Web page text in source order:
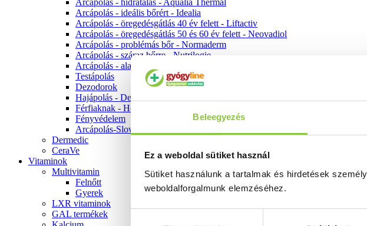
Beleegyezés
Ez a weboldal sütiket használ
Sütiket használunk a tartalmak és hirdetések
weboldalforgalmunk elemzéséhez.
Arcápolás - hidratálás - Aqualia Thermál
Arcápolás - ideális bőrért - Idealia
Arcápolás - öregedésgátlás 40 év felett - Liftactiv
Arcápolás - öregedésgátlás 50 és 60 év felett - Neovadiol
Arcápolás - problémás bőr - Normaderm
Arcápolás - száraz bőrre - Nutrilogie
Arcápolás - alapozók
Testápolás
Dezodorok
Hajápolás - Dercos
Férfiaknak - Homme
Fényvédelem
Arcápolás-Slow Age
Dermedic
CeraVe
Vitaminok
Multivitamin
Felnőtt
Gyerek
LXR vitaminok
GAL termékek